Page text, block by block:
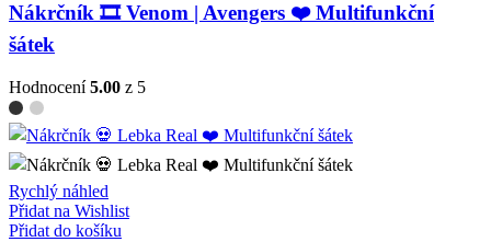
Nákrčník 🎞️ Venom | Avengers ❤️ Multifunkční
šátek
Hodnocení5.00 z 5
Rychlý náhled
Přidat na Wishlist
Přidat do košíku